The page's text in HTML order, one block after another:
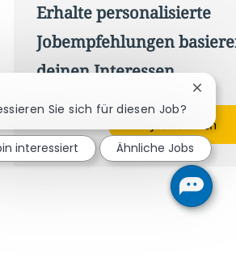
Erhalte personalisierte
Jobempfehlungen
deinen Interessen.
Jetzt starten
Sie sich für diesen Job?
interessiert Ähnliche Jobs